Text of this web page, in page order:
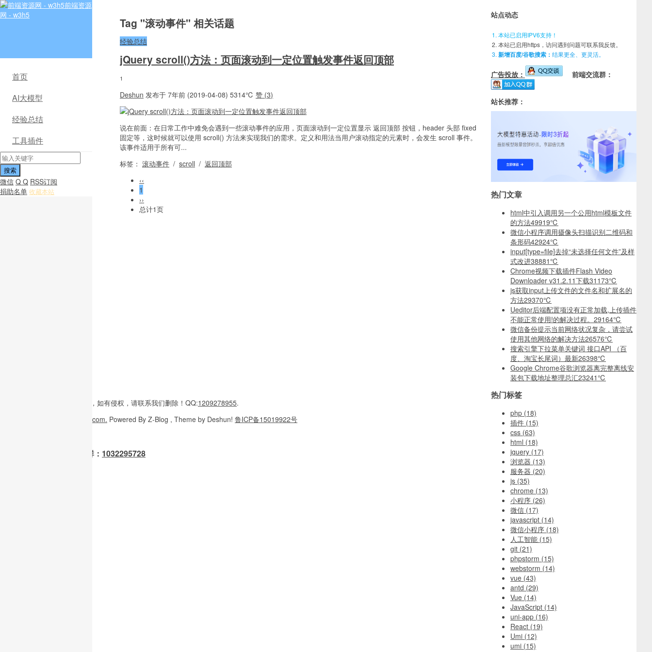
前端资源
网 - w3h5
首页
AI大模型
经验总结
工具插件
微信 Q Q RSS订阅
捐助名单 收藏本站
Tag "滚动事件" 相关话题
经验总结
jQuery scroll()方法：页面滚动到一定位置触发事件返回顶部
1
Deshun 发布于 7年前 (2019-04-08) 5314℃ 赞 (3)
说在前面：在日常工作中难免会遇到一些滚动事件的应用，页面滚动到一定位置显示 返回顶部 按钮，header 头部 fixed
固定等，这时候就可以使用 scroll() 方法来实现我们的需求。定义和用法当用户滚动指定的元素时，会发生 scroll 事件。
该事件适用于所有可...
标签： 滚动事件 / scroll / 返回顶部
‹‹
1
››
总计1页
站点动态
本站已启用IPV6支持！
本站已启用https，访问遇到问题可联系我反馈。
新增百度/谷歌搜索： 结果更全、更灵活。
广告投放： 前端交流群：
站长推荐：
热门文章
html中引入调用另一个公用html模板文件
的方法49919℃
微信小程序调用摄像头扫描识别二维码和
条形码42924℃
input[type=file]去掉“未选择任何文件”及样
式改进38881℃
Chrome视频下载插件Flash Video
Downloader v31.2.11下载31173℃
js获取input上传文件的文件名和扩展名的
方法29370℃
Ueditor后端配置项没有正常加载,上传插件
不能正常使用!的解决过程。 29164℃
微信备份提示当前网络状况复杂，请尝试
使用其他网络的解决方法26576℃
搜索引擎下拉菜单关键词 接口API （百
度、淘宝长尾词）最新26398℃
Google Chrome谷歌浏览器离完整离线安
装包下载地址整理总汇23241℃
热门标签
php (18)
插件 (15)
css (63)
html (18)
jquery (17)
浏览器 (13)
服务器 (20)
js (35)
chrome (13)
小程序 (26)
微信 (17)
javascript (14)
微信小程序 (18)
人工智能 (15)
git (21)
phpstorm (15)
webstorm (14)
vue (43)
antd (29)
Vue (14)
JavaScript (14)
uni-app (16)
React (19)
Umi (12)
umi (15)
多整理于互联网， 如有侵权，请联系我们删除！ QQ:1209278955.
W3H5.com. Powered By Z-Blog , Theme by Deshun! 鲁ICP备15019922号
OpenClaw 龙虾交流群： 1032295728